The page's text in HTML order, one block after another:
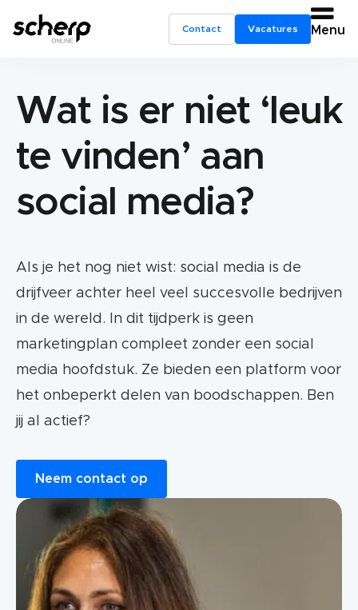
Contact Vacatures Menu
Wat is er niet ‘leuk
te vinden’ aan
social media?
Als je het nog niet wist: social media is de
drijfveer achter heel veel succesvolle bedrijven
in de wereld. In dit tijdperk is geen
marketingplan compleet zonder een social
media hoofdstuk. Ze bieden een platform voor
het onbeperkt delen van boodschappen. Ben
jij al actief?
Neem contact op